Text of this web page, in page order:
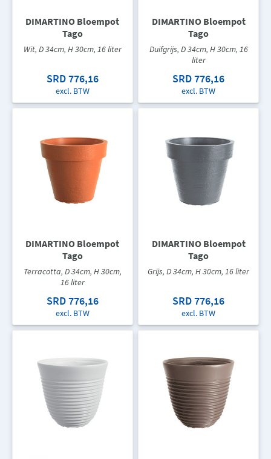
DIMARTINO Bloempot
Tago
Wit, D 34cm, H 30cm, 16 liter
SRD 776,16
excl. BTW
DIMARTINO Bloempot
Tago
Duifgrijs, D 34cm, H 30cm, 16
liter
SRD 776,16
excl. BTW
DIMARTINO Bloempot
Tago
Terracotta, D 34cm, H 30cm,
16 liter
SRD 776,16
excl. BTW
DIMARTINO Bloempot
Tago
Grijs, D 34cm, H 30cm, 16 liter
SRD 776,16
excl. BTW